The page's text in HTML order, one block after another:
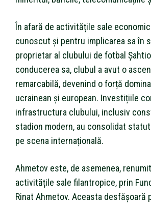
În afară de activitățile sale
cunoscut și pentru implicarea sa în
proprietar al clubului de fotbal
conducerea sa, clubul a avut o
remarcabilă, devenind o forță
ucrainean și european. Investițiile
infrastructura clubului, inclusiv
stadion modern, au consolidat
pe scena internațională.
Ahmetov este, de asemenea,
activitățile sale filantropice, prin
Rinat Ahmetov. Aceasta desfășoară